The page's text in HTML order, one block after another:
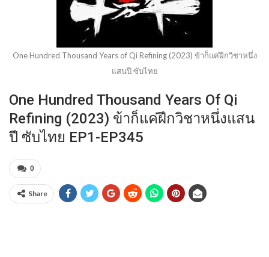
One Hundred Thousand Years of Qi Refining (2023) ข้าก็แค่ฝึกวิชาหนึ่ง
แสนปี ซับไทย
One Hundred Thousand Years Of Qi
Refining (2023) ข้าก็แค่ฝึกวิชาหนึ่งแสน
ปี ซับไทย EP1-EP345
0
Share